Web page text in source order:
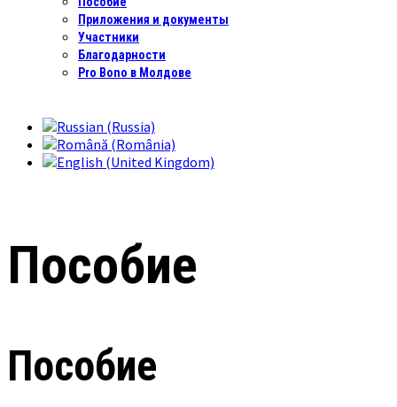
Приложения и документы
Участники
Благодарности
Pro Bono в Молдове
Пособие
Пособие